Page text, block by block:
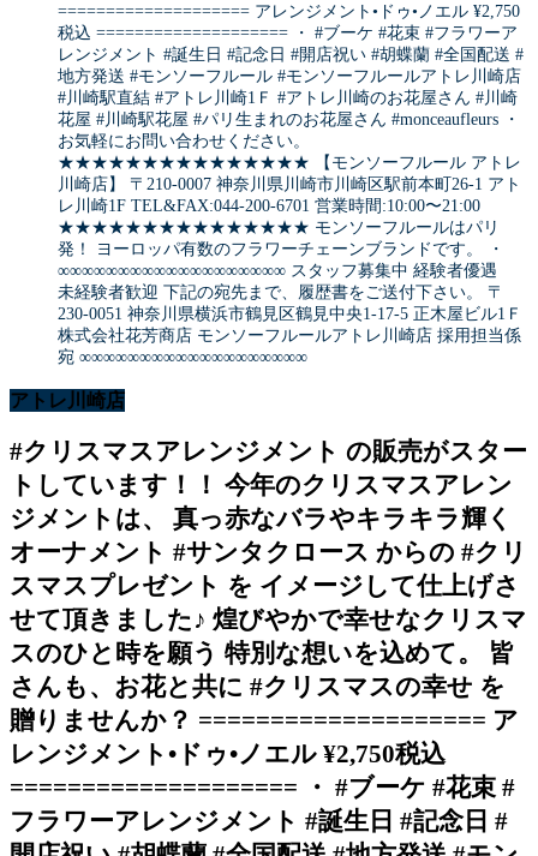
==================== アレンジメント•ドゥ•ノエル ¥2,750
税込 ==================== ・ #ブーケ #花束 #フラワーア
レンジメント #誕生日 #記念日 #開店祝い #胡蝶蘭 #全国配送 #
地方発送 #モンソーフルール #モンソーフルールアトレ川崎店
#川崎駅直結 #アトレ川崎1Ｆ #アトレ川崎のお花屋さん #川崎
花屋 #川崎駅花屋 #パリ生まれのお花屋さん #monceaufleurs ・
お気軽にお問い合わせください。
★★★★★★★★★★★★★★★ 【モンソーフルール アトレ
川崎店】 〒210-0007 神奈川県川崎市川崎区駅前本町26-1 アト
レ川崎1F TEL&FAX:044-200-6701 営業時間:10:00〜21:00
★★★★★★★★★★★★★★★ モンソーフルールはパリ
発！ ヨーロッパ有数のフラワーチェーンブランドです。 ・
∞∞∞∞∞∞∞∞∞∞∞∞∞∞∞∞∞∞∞ スタッフ募集中 経験者優遇
未経験者歓迎 下記の宛先まで、履歴書をご送付下さい。 〒
230-0051 神奈川県横浜市鶴見区鶴見中央1-17-5 正木屋ビル1Ｆ
株式会社花芳商店 モンソーフルールアトレ川崎店 採用担当係
宛 ∞∞∞∞∞∞∞∞∞∞∞∞∞∞∞∞∞∞∞
アトレ川崎店
#クリスマスアレンジメント の販売がスター
トしています！！ 今年のクリスマスアレン
ジメントは、 真っ赤なバラやキラキラ輝く
オーナメント #サンタクロース からの #クリ
スマスプレゼント を イメージして仕上げさ
せて頂きました♪ 煌びやかで幸せなクリスマ
スのひと時を願う 特別な想いを込めて。 皆
さんも、お花と共に #クリスマスの幸せ を
贈りませんか？ ==================== ア
レンジメント•ドゥ•ノエル ¥2,750税込
==================== ・ #ブーケ #花束 #
フラワーアレンジメント #誕生日 #記念日 #